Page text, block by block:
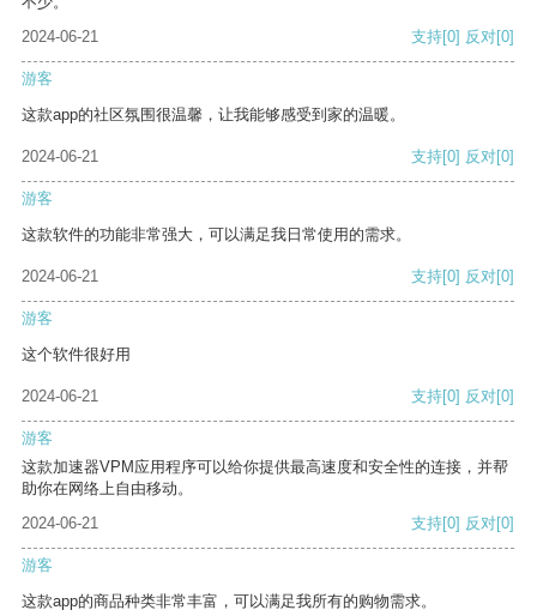
2024-06-21
支持[0] 反对[0]
游客
这款app的社区氛围很温馨，让我能够感受到家的温暖。
2024-06-21 支持[0] 反对[0]
游客
这款软件的功能非常强大，可以满足我日常使用的需求。
2024-06-21 支持[0] 反对[0]
游客
这个软件很好用
2024-06-21 支持[0] 反对[0]
游客
这款加速器VPM应用程序可以给你提供最高速度和安全性的连接，并帮
助你在网络上自由移动。
2024-06-21
支持[0] 反对[0]
游客
这款app的商品种类非常丰富，可以满足我所有的购物需求。